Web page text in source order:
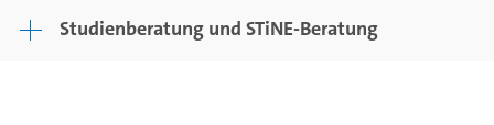
Studienberatung und STiNE-Beratung